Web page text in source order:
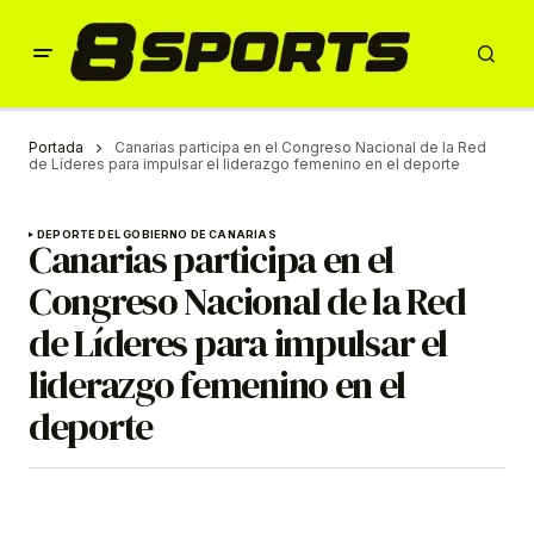
Portada
Canarias participa en el Congreso Nacional de la Red
de Líderes para impulsar el liderazgo femenino en el deporte
DEPORTE DEL GOBIERNO DE CANARIAS
Canarias participa en el
Congreso Nacional de la Red
de Líderes para impulsar el
liderazgo femenino en el
deporte